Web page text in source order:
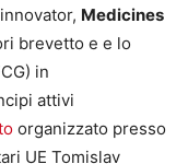
Medicines
brevetto e e lo
in
attivi
organizzato presso
UE Tomislav